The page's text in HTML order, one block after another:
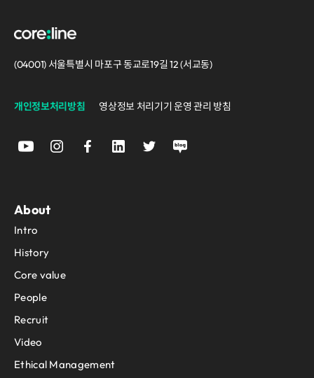
(04001) 서울특별시 마포구 동교로19길 12 (서교동)
개인정보처리방침 영상정보 처리기기 운영 관리 방침
About
Intro
History
Core value
People
Recruit
Video
Ethical Management